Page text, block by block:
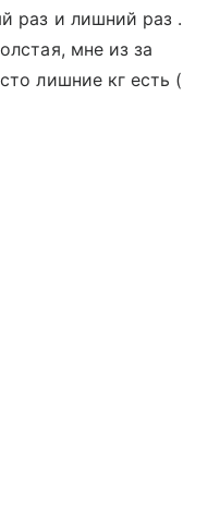
раз и лишний раз .
мне из за
лишние кг есть (